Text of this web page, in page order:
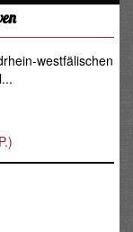
westfälischen